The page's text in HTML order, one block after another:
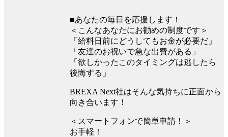
■あなたの毎日を応援します！
＜こんなあなたにお勧めの制度です＞
「給料日前にどうしてもお金が必要だ」
「友達のお祝いで急な出費がある」
「欲しかったこのタイミングは逃したら
後悔する」
BREXA Next社はそんな気持ちに正面から
向き合います！
＜スマートフォンで簡単申請！＞
お手軽！